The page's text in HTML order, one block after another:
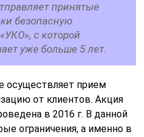
принятые
безопасную
с которой
уже больше 5 лет.
осуществляет прием
от клиентов. Акция
в 2016 г. В данной
ограничения, а именно в